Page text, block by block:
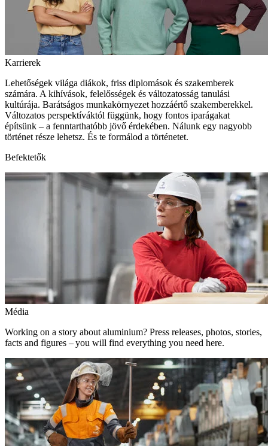
Karrierek
Lehetőségek világa diákok, friss diplomások és szakemberek
számára. A kihívások, felelősségek és változatosság tanulási
kultúrája. Barátságos munkakörnyezet hozzáértő szakemberekkel.
Változatos perspektíváktól függünk, hogy fontos iparágakat
építsünk – a fenntarthatóbb jövő érdekében. Nálunk egy nagyobb
történet része lehetsz. És te formálod a történetet.
Befektetők
Média
Working on a story about aluminium? Press releases, photos, stories,
facts and figures – you will find everything you need here.